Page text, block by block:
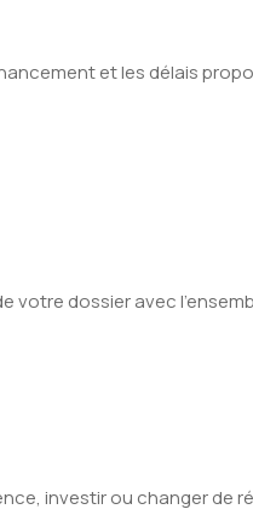
et les délais
votre dossier avec
investir ou changer de